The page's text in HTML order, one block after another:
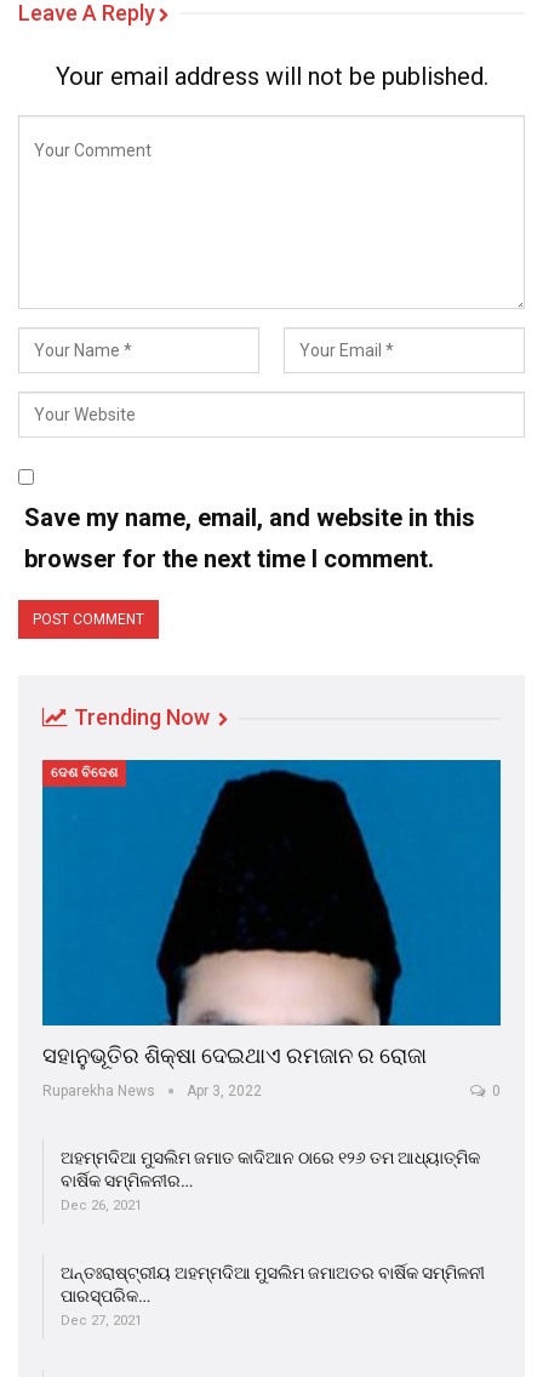
Leave A Reply
Your email address will not be published.
Save my name, email, and website in this
browser for the next time I comment.
Trending Now
ଦେଶ ବିଦେଶ
ସହାନୁଭୂତିର ଶିକ୍ଷା ଦେଇଥାଏ ରମଜାନ ର ରୋଜା
Ruparekha News Apr 3, 2022 0
ଅହମ୍ମଦିଆ ମୁସଲିମ ଜମାତ କାଦିଆନ ଠାରେ ୧୨୬ ତମ ଆଧ୍ୟାତ୍ମିକ
ବାର୍ଷିକ ସମ୍ମିଳନୀର…
Dec 26, 2021
ଅନ୍ତଃରାଷ୍ଟ୍ରୀୟ ଅହମ୍ମଦିଆ ମୁସଲିମ ଜମାଅତର ବାର୍ଷିକ ସମ୍ମିଳନୀ
ପାରସ୍ପରିକ…
Dec 27, 2021